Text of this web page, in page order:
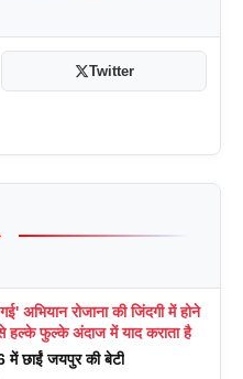
Twitter
अभियान रोजाना की जिंदगी में होने
हल्के फुल्के अंदाज में याद कराता है
में छाईं जयपुर की बेटी